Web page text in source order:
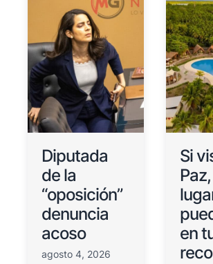
Diputada
de la
“oposición”
denuncia
acoso
agosto 4, 2026
Si
en